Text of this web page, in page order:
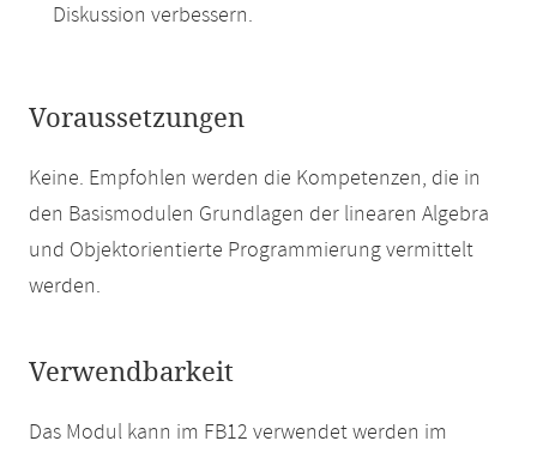
Diskussion verbessern.
Voraussetzungen
Keine. Empfohlen werden die Kompetenzen, die in
den Basismodulen Grundlagen der linearen Algebra
und Objektorientierte Programmierung vermittelt
werden.
Verwendbarkeit
Das Modul kann im FB12 verwendet werden im